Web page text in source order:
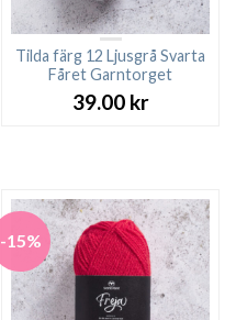
Tilda färg 12 Ljusgrå Svarta
Fåret Garntorget
39.00 kr
-15%